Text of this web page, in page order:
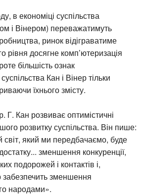
в економіці суспільства
і Вінером) переважатимуть
ринок відіграватиме
рівня досягне комп’ютеризація
більшість ознак
Кан і Вінер тільки
їхнього змісту.
Кан розвиває оптимістичні
розвитку суспільства. Він пише:
світ, який ми передбачаємо, буде
зменшення конкуренції,
подорожей і контактів і,
зменшення
народами».